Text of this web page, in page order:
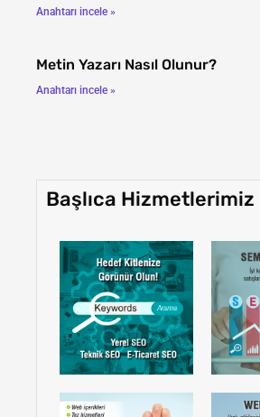
Anahtarı incele »
Metin Yazarı Nasıl Olunur?
Anahtarı incele »
Başlıca Hizmetlerimiz